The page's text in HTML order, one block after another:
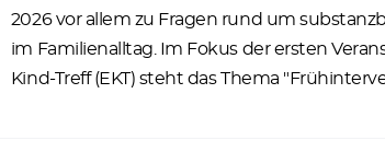
2026 vor allem zu Fragen rund um
im Familienalltag. Im Fokus der ersten
Kind-Treff (EKT) steht das Thema